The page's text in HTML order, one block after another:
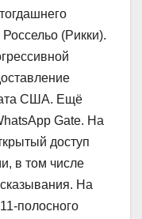
(Рикки).
США. Ещё
Gate. На
доступ
в том числе
На
полосного